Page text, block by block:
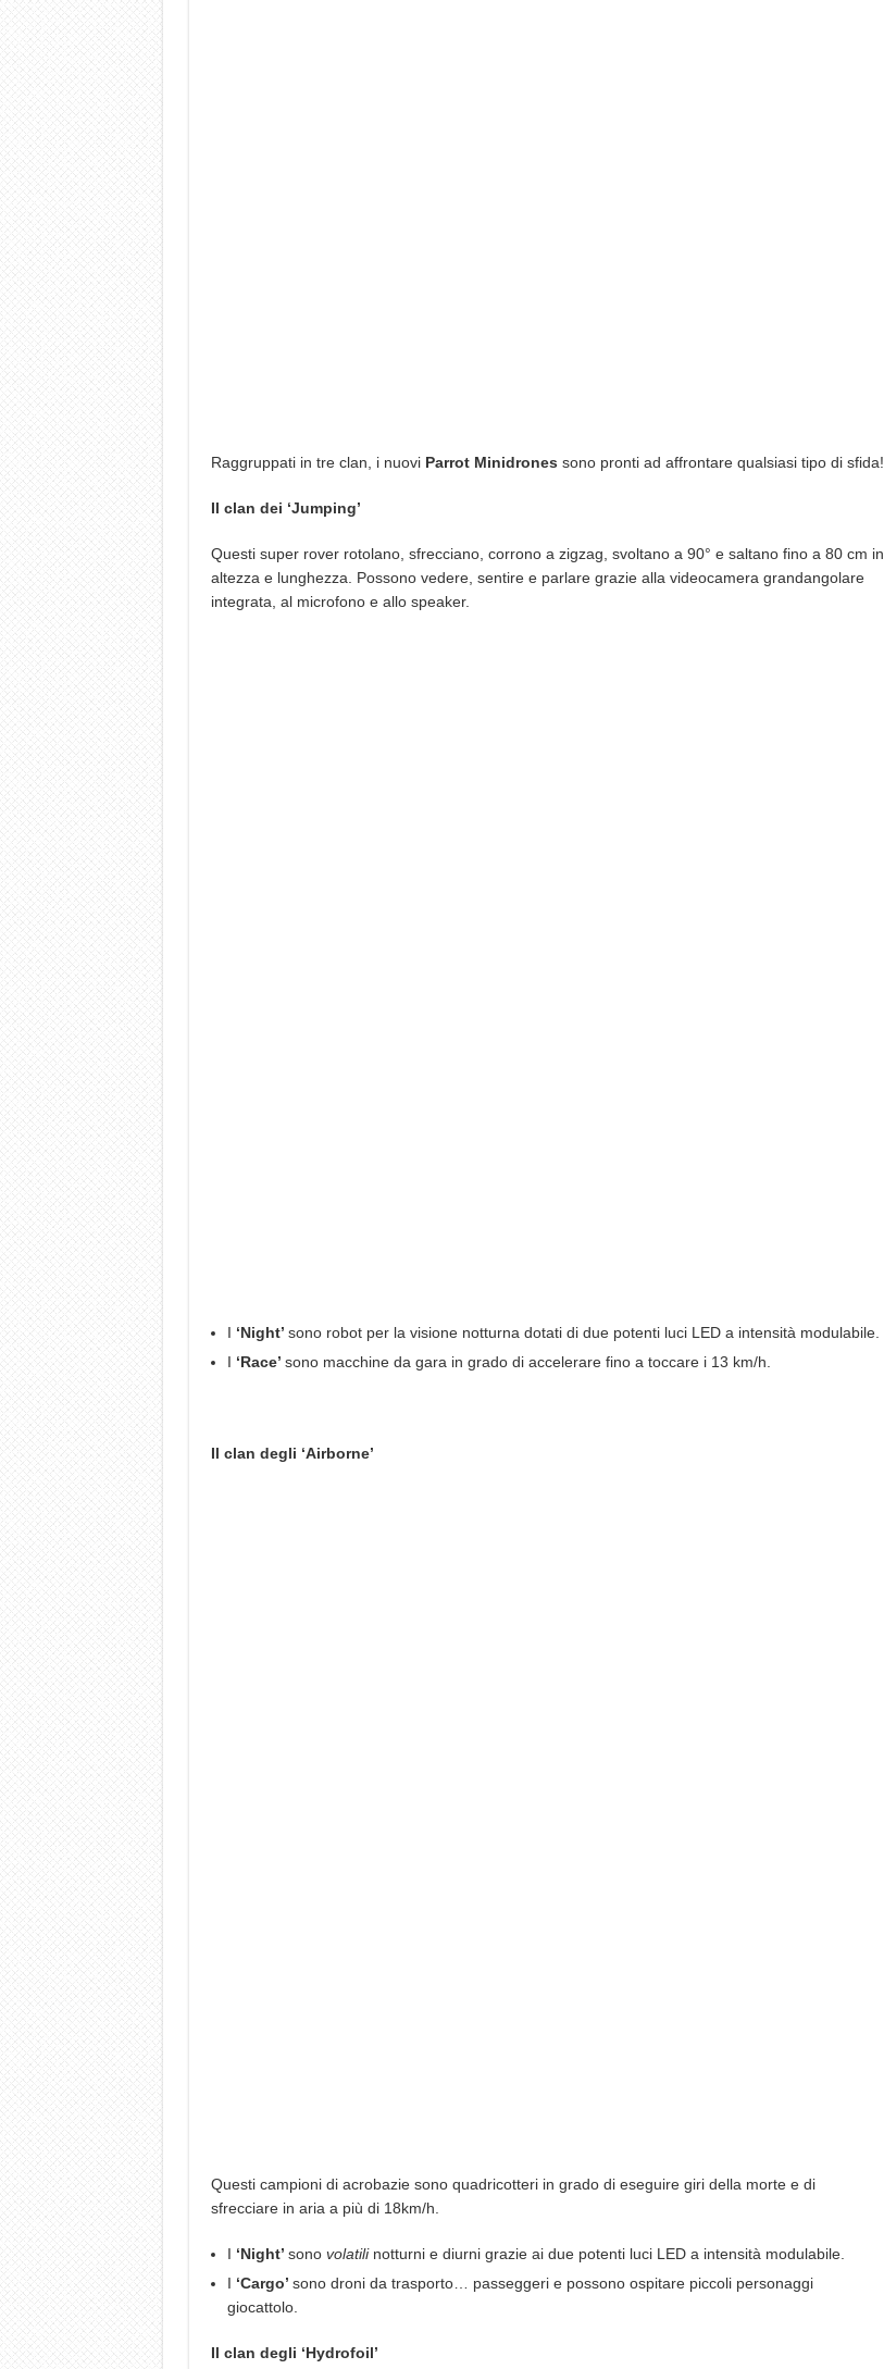
Raggruppati in tre clan, i nuovi Parrot Minidrones sono pronti ad affrontare qualsiasi tipo di sfida!
Il clan dei ‘Jumping’
Questi super rover rotolano, sfrecciano, corrono a zigzag, svoltano a 90° e saltano fino a 80 cm in
altezza e lunghezza. Possono vedere, sentire e parlare grazie alla videocamera grandangolare
integrata, al microfono e allo speaker.
I ‘Night’ sono robot per la visione notturna dotati di due potenti luci LED a intensità modulabile.
I ‘Race’ sono macchine da gara in grado di accelerare fino a toccare i 13 km/h.
Il clan degli ‘Airborne’
Questi campioni di acrobazie sono quadricotteri in grado di eseguire giri della morte e di
sfrecciare in aria a più di 18km/h.
I ‘Night’ sono volatili notturni e diurni grazie ai due potenti luci LED a intensità modulabile.
I ‘Cargo’ sono droni da trasporto… passeggeri e possono ospitare piccoli personaggi
giocattolo.
Il clan degli ‘Hydrofoil’